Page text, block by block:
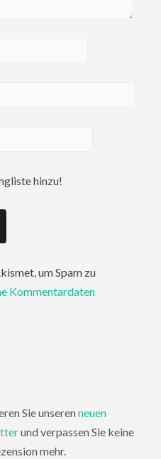
hinzu!
um Spam zu
Kommentardaten
Sie unseren neuen
und verpassen Sie keine
mehr.